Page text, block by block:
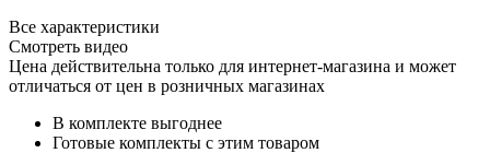
Все характеристики
Смотреть видео
Цена действительна только для интернет-магазина и может
отличаться от цен в розничных магазинах
В комплекте выгоднее
Готовые комплекты с этим товаром